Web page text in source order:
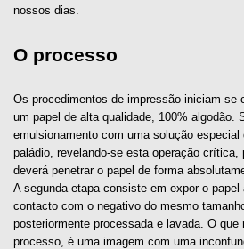
nossos dias.
O processo
Os procedimentos de impressão iniciam-se
um papel de alta qualidade, 100% algodão.
emulsionamento com uma solução
paládio, revelando-se esta operação crítica,
deverá penetrar o papel de forma
A segunda etapa consiste em expor o
contacto com o negativo do mesmo
posteriormente processada e lavada. O que
processo, é uma imagem com uma